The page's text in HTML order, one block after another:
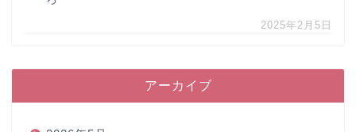
2025年2月5日
アーカイブ